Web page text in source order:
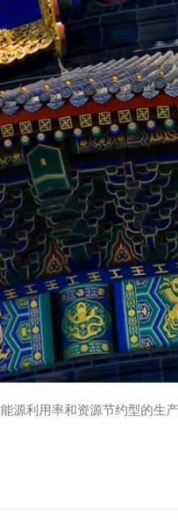
源利用率和资源节约型的生